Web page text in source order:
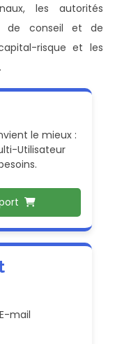
les autorités
de conseil et de
risque et les
le mieux :
Utilisateur
mail